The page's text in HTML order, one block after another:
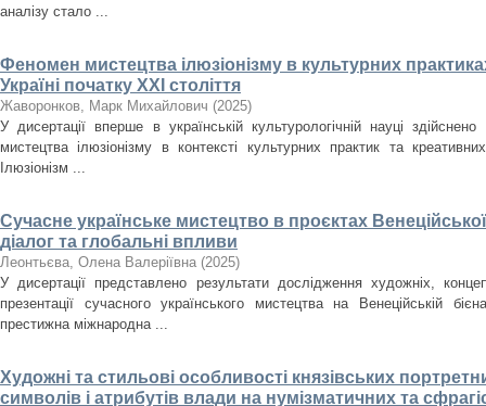
аналізу стало ...
Феномен мистецтва ілюзіонізму в культурних
Україні початку ХХІ століття
Жаворонков, Марк Михайлович (2025)
У дисертації вперше в українській культурологічній науці
мистецтва ілюзіонізму в контексті культурних практик та
Ілюзіонізм ...
Сучасне українське мистецтво в проєктах
діалог та глобальні впливи
Леонтьєва, Олена Валеріївна (2025)
У дисертації представлено результати дослідження художніх,
презентації сучасного українського мистецтва на Венеційській
престижна міжнародна ...
Художні та стильові особливості князівських
символів і атрибутів влади на нумізматичних та